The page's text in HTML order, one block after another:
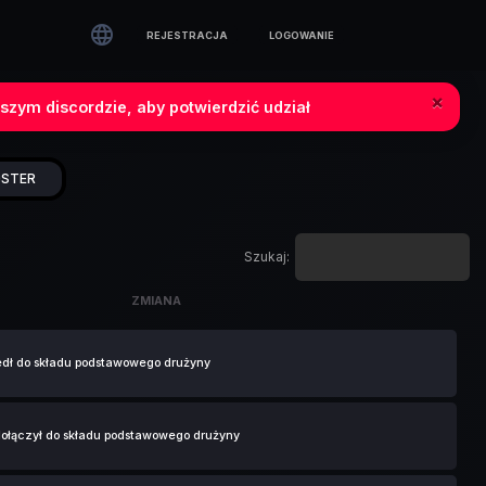
 REJESTRACJA LOGOWANIE
×
discordzie, aby potwierdzić udział
Szukaj:
ZMIANA
ZMIANA
do składu podstawowego drużyny
do składu podstawowego drużyny